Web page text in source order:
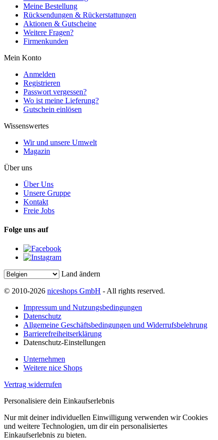
Meine Bestellung
Rücksendungen & Rückerstattungen
Aktionen & Gutscheine
Weitere Fragen?
Firmenkunden
Mein Konto
Anmelden
Registrieren
Passwort vergessen?
Wo ist meine Lieferung?
Gutschein einlösen
Wissenswertes
Wir und unsere Umwelt
Magazin
Über uns
Über Uns
Unsere Gruppe
Kontakt
Freie Jobs
Folge uns auf
Land ändern
© 2010-2026 niceshops GmbH - All rights reserved.
Impressum und Nutzungsbedingungen
Datenschutz
Allgemeine Geschäftsbedingungen und Widerrufsbelehrung
Barrierefreiheitserklärung
Datenschutz-Einstellungen
Unternehmen
Weitere nice Shops
Vertrag widerrufen
Personalisiere dein Einkaufserlebnis
Nur mit deiner individuellen Einwilligung verwenden wir Cookies
und weitere Technologien, um dir ein personalisiertes
Einkaufserlebnis zu bieten.